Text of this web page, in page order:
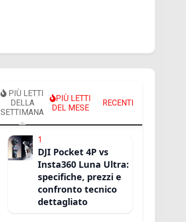
PIÙ LETTI
DELLA
SETTIMANA
PIÙ LETTI
DEL MESE
RECENTI
1
DJI Pocket 4P vs
Insta360 Luna Ultra:
specifiche, prezzi e
confronto tecnico
dettagliato